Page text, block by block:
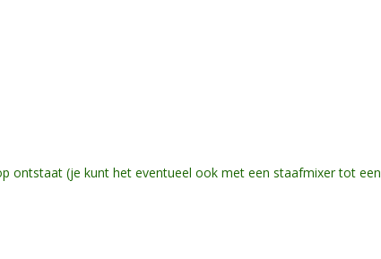
ontstaat (je kunt het eventueel ook met een staafmixer tot een